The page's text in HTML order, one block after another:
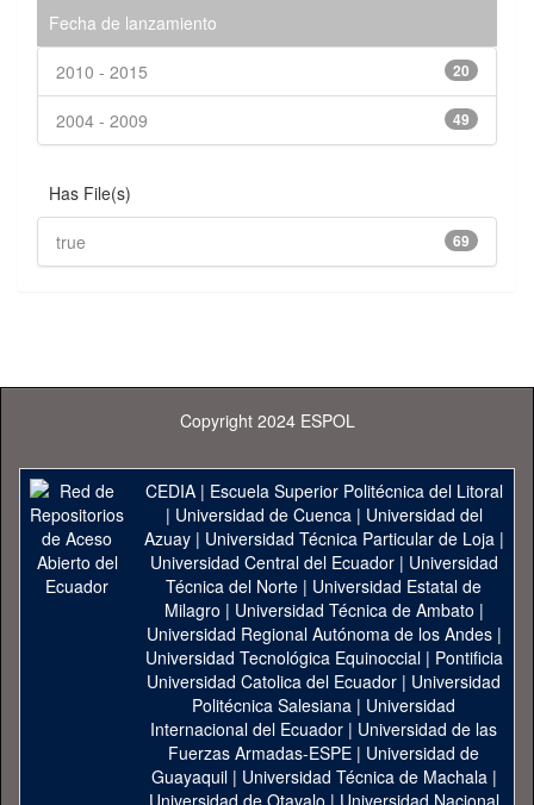
Fecha de lanzamiento
20
2010 - 2015
49
2004 - 2009
Has File(s)
69
true
Copyright 2024 ESPOL
CEDIA| Escuela Superior Politécnica del Litoral
| Universidad de Cuenca| Universidad del
Azuay| Universidad Técnica Particular de Loja|
Universidad Central del Ecuador| Universidad
Técnica del Norte | Universidad Estatal de
Milagro | Universidad Técnica de Ambato |
Universidad Regional Autónoma de los Andes|
Universidad Tecnológica Equinoccial| Pontificia
Universidad Catolica del Ecuador | Universidad
Politécnica Salesiana | Universidad
Internacional del Ecuador | Universidad de las
Fuerzas Armadas-ESPE | Universidad de
Guayaquil| Universidad Técnica de Machala|